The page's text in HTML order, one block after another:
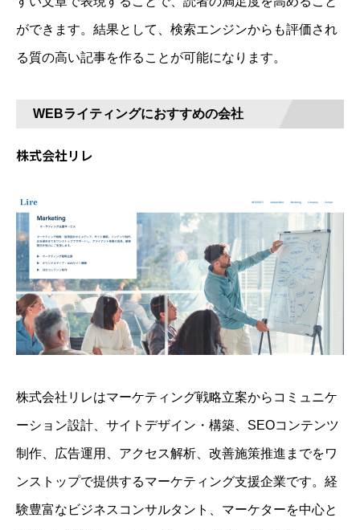
ができます。結果として、検索エンジンからも評価され
る質の高い記事を作ることが可能になります。
WEBライティングにおすすめの会社
株式会社リレ
株式会社リレはマーケティング戦略立案からコミュニケ
ーション設計、サイトデザイン・構築、SEOコンテンツ
制作、広告運用、アクセス解析、改善施策推進までをワ
ンストップで提供するマーケティング支援企業です。経
験豊富なビジネスコンサルタント、マーケターを中心と